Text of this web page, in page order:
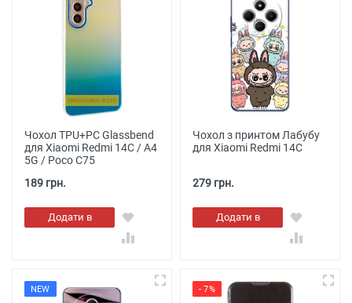
Чохол TPU+PC Glassbend
для Xiaomi Redmi 14C / A4
5G / Poco C75
189 грн.
Додати в
кошик
Чохол з принтом Лабубу
для Xiaomi Redmi 14C
279 грн.
Додати в
кошик
NEW - 7%